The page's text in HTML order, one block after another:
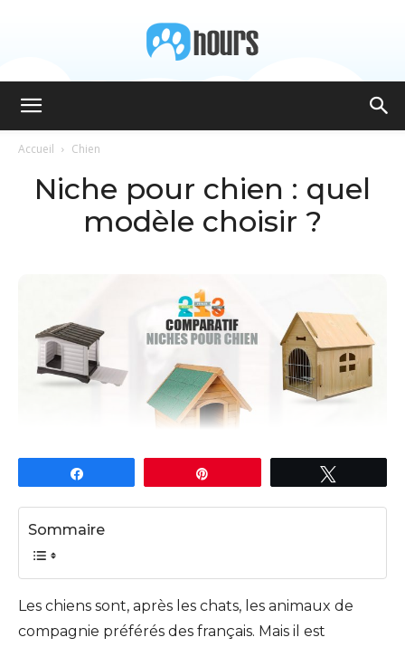
Accueil Chien
Niche pour chien : quel
modèle choisir ?
Sommaire
Les chiens sont, après les chats, les animaux de
compagnie préférés des français. Mais il est